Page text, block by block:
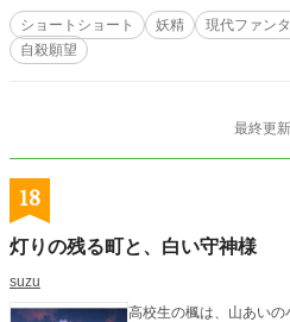
ショートショート 妖精
現代ファン
自殺願望
最終更
18
灯りの残る町と、白い守神様
suzu
高校生の楓は、山あいの